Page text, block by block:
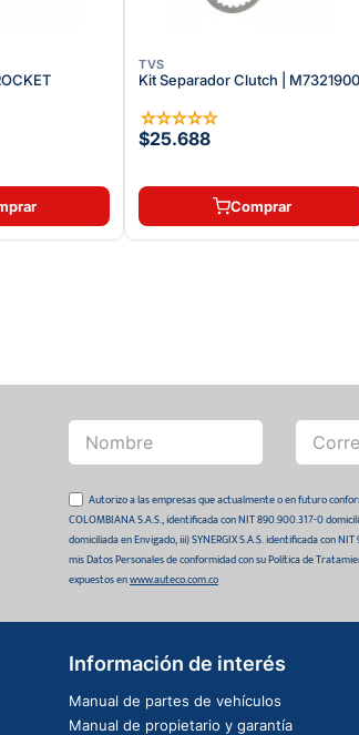
TVS
Kit Separador Clutch | M7321900
☆☆☆☆☆
$25.688
Comprar
Autorizo a las empresas que actualmente o en futuro
COLOMBIANA S.A.S., identificada con NIT 890.900.317-0
domiciliada en Envigado, iii) SYNERGIX S.A.S. identificada con
mis Datos Personales de conformidad con su Política de
expuestos enwww.auteco.com.co
Información de interés
Manual de partes de vehículos
Manual de propietario y garantía